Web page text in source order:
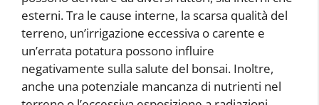
esterni. Tra le cause interne, la scarsa qualità del
terreno, un’irrigazione eccessiva o carente e
un’errata potatura possono influire
negativamente sulla salute del bonsai. Inoltre,
anche una potenziale mancanza di nutrienti nel